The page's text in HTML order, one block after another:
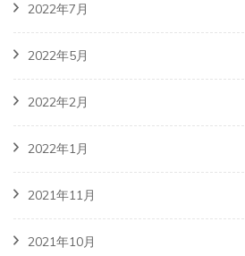
2022年7月
2022年5月
2022年2月
2022年1月
2021年11月
2021年10月